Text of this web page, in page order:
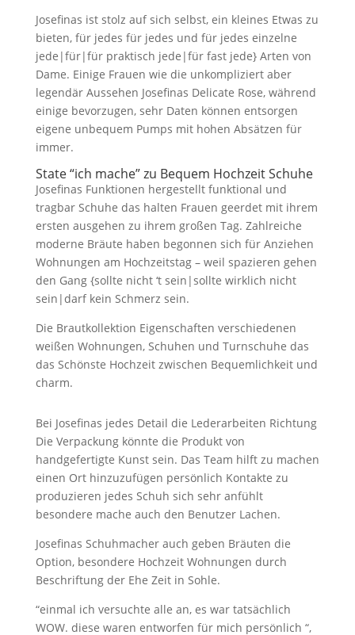
Josefinas ist stolz auf sich selbst, ein kleines Etwas zu
bieten, für jedes für jedes und für jedes einzelne
jede|für|für praktisch jede|für fast jede} Arten von
Dame. Einige Frauen wie die unkompliziert aber
legendär Aussehen Josefinas Delicate Rose, während
einige bevorzugen, sehr Daten können entsorgen
eigene unbequem Pumps mit hohen Absätzen für
immer.
State “ich mache” zu Bequem Hochzeit Schuhe
Josefinas Funktionen hergestellt funktional und
tragbar Schuhe das halten Frauen geerdet mit ihrem
ersten ausgehen zu ihrem großen Tag. Zahlreiche
moderne Bräute haben begonnen sich für Anziehen
Wohnungen am Hochzeitstag – weil spazieren gehen
den Gang {sollte nicht ‘t sein|sollte wirklich nicht
sein|darf kein Schmerz sein.
Die Brautkollektion Eigenschaften verschiedenen
weißen Wohnungen, Schuhen und Turnschuhe das
das Schönste Hochzeit zwischen Bequemlichkeit und
charm.
Bei Josefinas jedes Detail die Lederarbeiten Richtung
Die Verpackung könnte die Produkt von
handgefertigte Kunst sein. Das Team hilft zu machen
einen Ort hinzuzufügen persönlich Kontakte zu
produzieren jedes Schuh sich sehr anfühlt
besondere mache auch den Benutzer Lachen.
Josefinas Schuhmacher auch geben Bräuten die
Option, besondere Hochzeit Wohnungen durch
Beschriftung der Ehe Zeit in Sohle.
“einmal ich versuchte alle an, es war tatsächlich
WOW. diese waren entworfen für mich persönlich “,